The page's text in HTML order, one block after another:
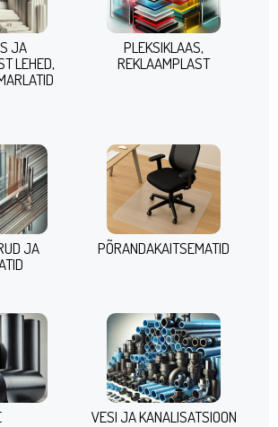
JA
LEHED,
PLEKSIKLAAS,
REKLAAMPLAST
JA
PÕRANDAKAITSEMATID
VESI JA KANALISATSIOON